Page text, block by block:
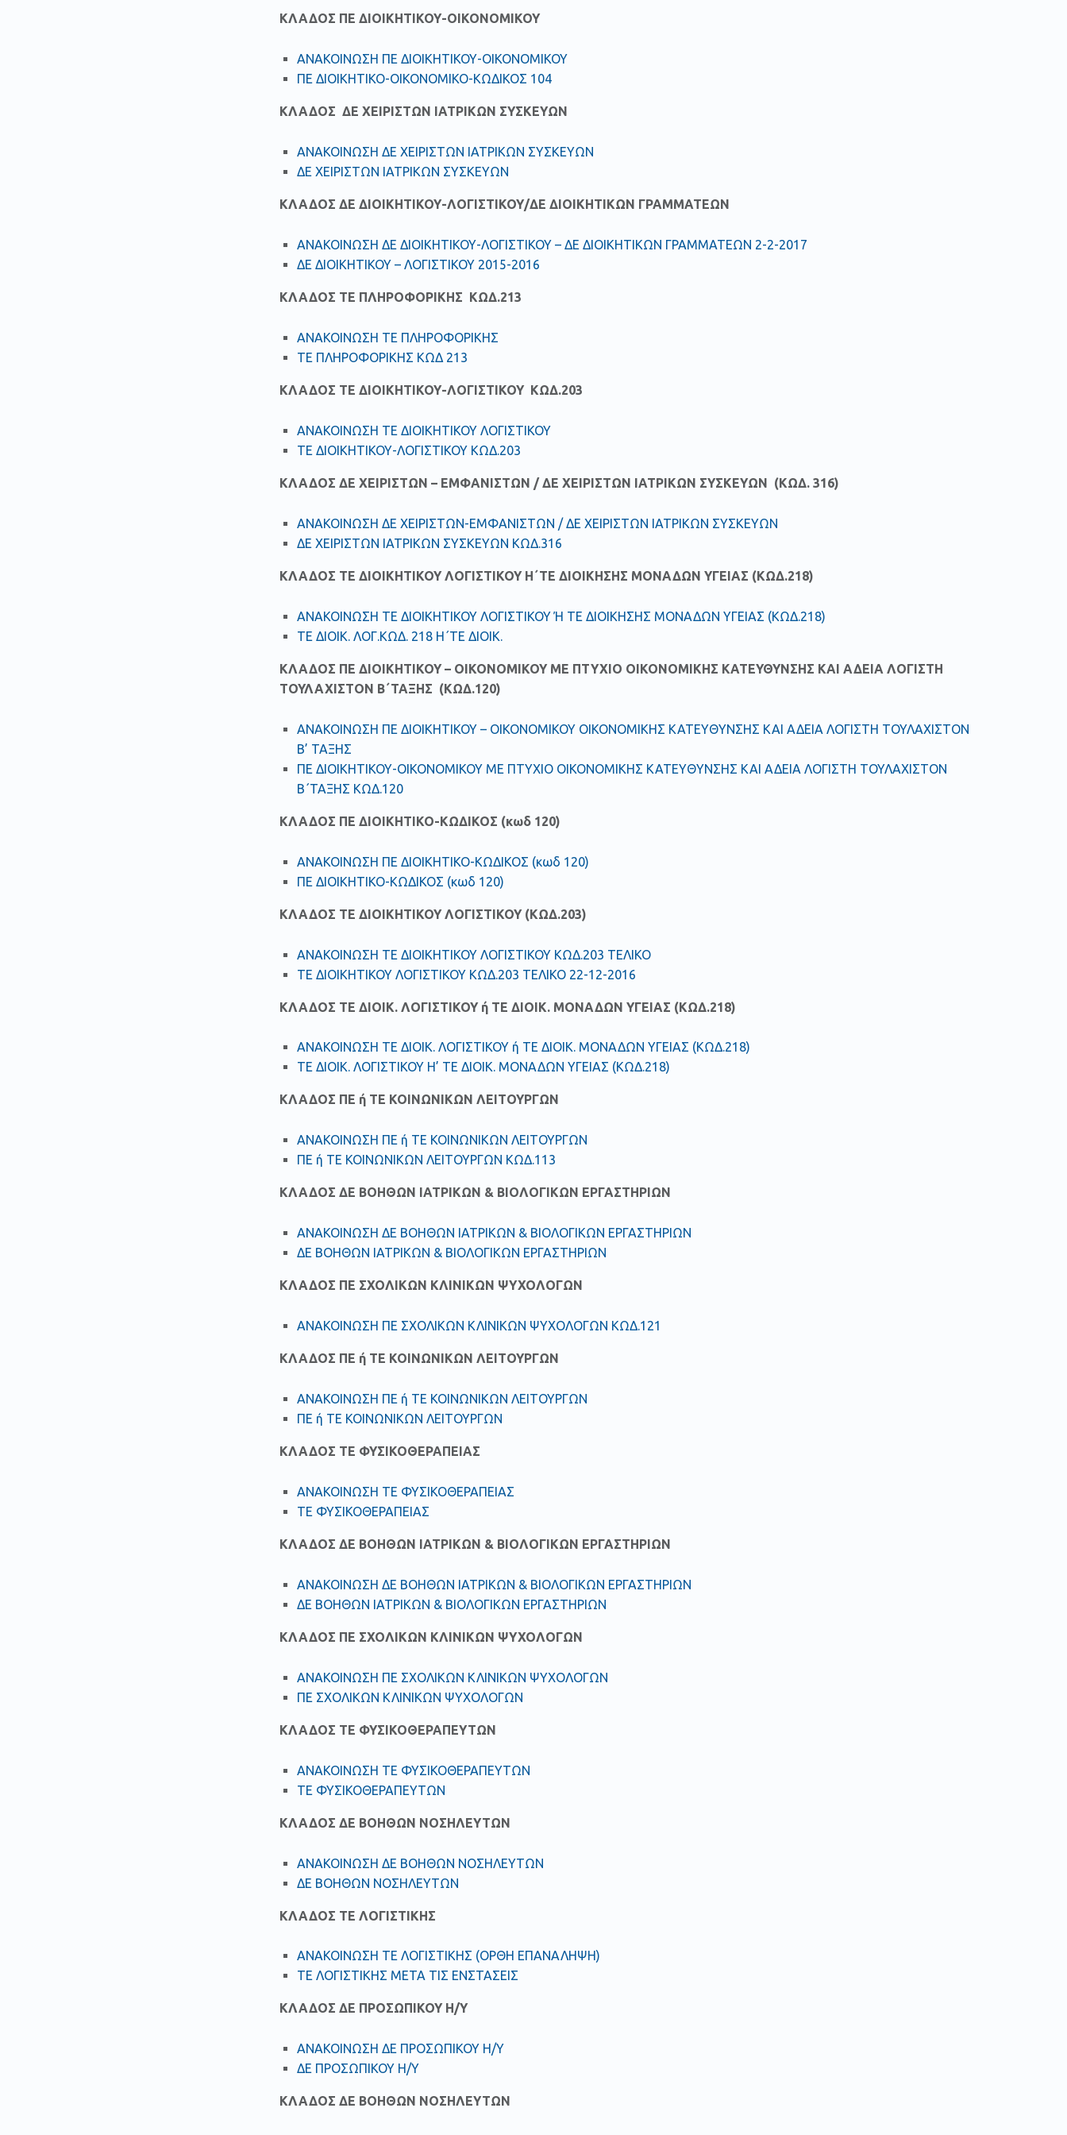
ΚΛΑΔΟΣ ΠΕ ΔΙΟΙΚΗΤΙΚΟΥ-ΟΙΚΟΝΟΜΙΚΟΥ
ΑΝΑΚΟΙΝΩΣΗ ΠΕ ΔΙΟΙΚΗΤΙΚΟΥ-ΟΙΚΟΝΟΜΙΚΟΥ
ΠΕ ΔΙΟΙΚΗΤΙΚΟ-ΟΙΚΟΝΟΜΙΚΟ-ΚΩΔΙΚΟΣ 104
ΚΛΑΔΟΣ ΔΕ ΧΕΙΡΙΣΤΩΝ ΙΑΤΡΙΚΩΝ ΣΥΣΚΕΥΩΝ
ΑΝΑΚΟΙΝΩΣΗ ΔΕ ΧΕΙΡΙΣΤΩΝ ΙΑΤΡΙΚΩΝ ΣΥΣΚΕΥΩΝ
ΔΕ ΧΕΙΡΙΣΤΩΝ ΙΑΤΡΙΚΩΝ ΣΥΣΚΕΥΩΝ
ΚΛΑΔΟΣ ΔΕ ΔΙΟΙΚΗΤΙΚΟΥ-ΛΟΓΙΣΤΙΚΟΥ/ΔΕ ΔΙΟΙΚΗΤΙΚΩΝ ΓΡΑΜΜΑΤΕΩΝ
ΑΝΑΚΟΙΝΩΣΗ ΔΕ ΔΙΟΙΚΗΤΙΚΟΥ-ΛΟΓΙΣΤΙΚΟΥ – ΔΕ ΔΙΟΙΚΗΤΙΚΩΝ ΓΡΑΜΜΑΤΕΩΝ 2-2-2017
ΔΕ ΔΙΟΙΚΗΤΙΚΟΥ – ΛΟΓΙΣΤΙΚΟΥ 2015-2016
ΚΛΑΔΟΣ TE ΠΛΗΡΟΦΟΡΙΚΗΣ ΚΩΔ.213
ΑΝΑΚΟΙΝΩΣΗ ΤΕ ΠΛΗΡΟΦΟΡΙΚΗΣ
ΤΕ ΠΛΗΡΟΦΟΡΙΚΗΣ ΚΩΔ 213
ΚΛΑΔΟΣ TE ΔΙΟΙΚΗΤΙΚΟΥ-ΛΟΓΙΣΤΙΚΟΥ ΚΩΔ.203
ΑΝΑΚΟΙΝΩΣΗ ΤΕ ΔΙΟΙΚΗΤΙΚΟΥ ΛΟΓΙΣΤΙΚΟΥ
ΤΕ ΔΙΟΙΚΗΤΙΚΟΥ-ΛΟΓΙΣΤΙΚΟΥ ΚΩΔ.203
ΚΛΑΔΟΣ ΔΕ ΧΕΙΡΙΣΤΩΝ – ΕΜΦΑΝΙΣΤΩΝ / ΔΕ ΧΕΙΡΙΣΤΩΝ ΙΑΤΡΙΚΩΝ ΣΥΣΚΕΥΩΝ (ΚΩΔ. 316)
ΑΝΑΚΟΙΝΩΣΗ ΔΕ ΧΕΙΡΙΣΤΩΝ-ΕΜΦΑΝΙΣΤΩΝ / ΔΕ ΧΕΙΡΙΣΤΩΝ ΙΑΤΡΙΚΩΝ ΣΥΣΚΕΥΩΝ
ΔΕ ΧΕΙΡΙΣΤΩΝ ΙΑΤΡΙΚΩΝ ΣΥΣΚΕΥΩΝ ΚΩΔ.316
ΚΛΑΔΟΣ ΤΕ ΔΙΟΙΚΗΤΙΚΟΥ ΛΟΓΙΣΤΙΚΟΥ Η΄ΤΕ ΔΙΟΙΚΗΣΗΣ ΜΟΝΑΔΩΝ ΥΓΕΙΑΣ (ΚΩΔ.218)
ΑΝΑΚΟΙΝΩΣΗ ΤΕ ΔΙΟΙΚΗΤΙΚΟΥ ΛΟΓΙΣΤΙΚΟΥ Ή ΤΕ ΔΙΟΙΚΗΣΗΣ ΜΟΝΑΔΩΝ ΥΓΕΙΑΣ (ΚΩΔ.218)
ΤΕ ΔΙΟΙΚ. ΛΟΓ.ΚΩΔ. 218 Η΄ΤΕ ΔΙΟΙΚ.
ΚΛΑΔΟΣ ΠΕ ΔΙΟΙΚΗΤΙΚΟΥ – ΟΙΚΟΝΟΜΙΚΟΥ ΜΕ ΠΤΥΧΙΟ ΟΙΚΟΝΟΜΙΚΗΣ ΚΑΤΕΥΘΥΝΣΗΣ ΚΑΙ ΑΔΕΙΑ ΛΟΓΙΣΤΗ
ΤΟΥΛΑΧΙΣΤΟΝ Β΄ΤΑΞΗΣ (ΚΩΔ.120)
ΑΝΑΚΟΙΝΩΣΗ ΠΕ ΔΙΟΙΚΗΤΙΚΟΥ – ΟΙΚΟΝΟΜΙΚΟΥ ΟΙΚΟΝΟΜΙΚΗΣ ΚΑΤΕΥΘΥΝΣΗΣ ΚΑΙ ΑΔΕΙΑ ΛΟΓΙΣΤΗ ΤΟΥΛΑΧΙΣΤΟΝ
Β’ ΤΑΞΗΣ
ΠΕ ΔΙΟΙΚΗΤΙΚΟΥ-ΟΙΚΟΝΟΜΙΚΟΥ ΜΕ ΠΤΥΧΙΟ ΟΙΚΟΝΟΜΙΚΗΣ ΚΑΤΕΥΘΥΝΣΗΣ ΚΑΙ ΑΔΕΙΑ ΛΟΓΙΣΤΗ ΤΟΥΛΑΧΙΣΤΟΝ
Β΄ΤΑΞΗΣ ΚΩΔ.120
ΚΛΑΔΟΣ ΠΕ ΔΙΟΙΚΗΤΙΚΟ-ΚΩΔΙΚΟΣ (κωδ 120)
ΑΝΑΚΟΙΝΩΣΗ ΠΕ ΔΙΟΙΚΗΤΙΚΟ-ΚΩΔΙΚΟΣ (κωδ 120)
ΠΕ ΔΙΟΙΚΗΤΙΚΟ-ΚΩΔΙΚΟΣ (κωδ 120)
ΚΛΑΔΟΣ ΤΕ ΔΙΟΙΚΗΤΙΚΟΥ ΛΟΓΙΣΤΙΚΟΥ (ΚΩΔ.203)
ΑΝΑΚΟΙΝΩΣΗ ΤΕ ΔΙΟΙΚΗΤΙΚΟΥ ΛΟΓΙΣΤΙΚΟΥ ΚΩΔ.203 ΤΕΛΙΚΟ
ΤΕ ΔΙΟΙΚΗΤΙΚΟΥ ΛΟΓΙΣΤΙΚΟΥ ΚΩΔ.203 ΤΕΛΙΚΟ 22-12-2016
ΚΛΑΔΟΣ ΤΕ ΔΙΟΙΚ. ΛΟΓΙΣΤΙΚΟΥ ή ΤΕ ΔΙΟΙΚ. ΜΟΝΑΔΩΝ ΥΓΕΙΑΣ (ΚΩΔ.218)
ΑΝΑΚΟΙΝΩΣΗ ΤΕ ΔΙΟΙΚ. ΛΟΓΙΣΤΙΚΟΥ ή ΤΕ ΔΙΟΙΚ. ΜΟΝΑΔΩΝ ΥΓΕΙΑΣ (ΚΩΔ.218)
ΤΕ ΔΙΟΙΚ. ΛΟΓΙΣΤΙΚΟΥ Η’ ΤΕ ΔΙΟΙΚ. ΜΟΝΑΔΩΝ ΥΓΕΙΑΣ (ΚΩΔ.218)
ΚΛΑΔΟΣ ΠΕ ή ΤΕ ΚΟΙΝΩΝΙΚΩΝ ΛΕΙΤΟΥΡΓΩΝ
ΑΝΑΚΟΙΝΩΣΗ ΠΕ ή ΤΕ ΚΟΙΝΩΝΙΚΩΝ ΛΕΙΤΟΥΡΓΩΝ
ΠΕ ή ΤΕ ΚΟΙΝΩΝΙΚΩΝ ΛΕΙΤΟΥΡΓΩΝ ΚΩΔ.113
ΚΛΑΔΟΣ ΔΕ ΒΟΗΘΩΝ ΙΑΤΡΙΚΩΝ & ΒΙΟΛΟΓΙΚΩΝ ΕΡΓΑΣΤΗΡΙΩΝ
ΑΝΑΚΟΙΝΩΣΗ ΔΕ ΒΟΗΘΩΝ ΙΑΤΡΙΚΩΝ & ΒΙΟΛΟΓΙΚΩΝ ΕΡΓΑΣΤΗΡΙΩΝ
ΔΕ ΒΟΗΘΩΝ ΙΑΤΡΙΚΩΝ & ΒΙΟΛΟΓΙΚΩΝ ΕΡΓΑΣΤΗΡΙΩΝ
ΚΛΑΔΟΣ ΠΕ ΣΧΟΛΙΚΩΝ ΚΛΙΝΙΚΩΝ ΨΥΧΟΛΟΓΩΝ
ΑΝΑΚΟΙΝΩΣΗ ΠΕ ΣΧΟΛΙΚΩΝ ΚΛΙΝΙΚΩΝ ΨΥΧΟΛΟΓΩΝ ΚΩΔ.121
ΚΛΑΔΟΣ ΠΕ ή ΤΕ ΚΟΙΝΩΝΙΚΩΝ ΛΕΙΤΟΥΡΓΩΝ
ΑΝΑΚΟΙΝΩΣΗ ΠΕ ή ΤΕ ΚΟΙΝΩΝΙΚΩΝ ΛΕΙΤΟΥΡΓΩΝ
ΠΕ ή ΤΕ ΚΟΙΝΩΝΙΚΩΝ ΛΕΙΤΟΥΡΓΩΝ
ΚΛΑΔΟΣ ΤΕ ΦΥΣΙΚΟΘΕΡΑΠΕΙΑΣ
ΑΝΑΚΟΙΝΩΣΗ ΤΕ ΦΥΣΙΚΟΘΕΡΑΠΕΙΑΣ
ΤΕ ΦΥΣΙΚΟΘΕΡΑΠΕΙΑΣ
ΚΛΑΔΟΣ ΔΕ ΒΟΗΘΩΝ ΙΑΤΡΙΚΩΝ & ΒΙΟΛΟΓΙΚΩΝ ΕΡΓΑΣΤΗΡΙΩΝ
ΑΝΑΚΟΙΝΩΣΗ ΔΕ ΒΟΗΘΩΝ ΙΑΤΡΙΚΩΝ & ΒΙΟΛΟΓΙΚΩΝ ΕΡΓΑΣΤΗΡΙΩΝ
ΔΕ ΒΟΗΘΩΝ ΙΑΤΡΙΚΩΝ & ΒΙΟΛΟΓΙΚΩΝ ΕΡΓΑΣΤΗΡΙΩΝ
ΚΛΑΔΟΣ ΠΕ ΣΧΟΛΙΚΩΝ ΚΛΙΝΙΚΩΝ ΨΥΧΟΛΟΓΩΝ
ΑΝΑΚΟΙΝΩΣΗ ΠΕ ΣΧΟΛΙΚΩΝ ΚΛΙΝΙΚΩΝ ΨΥΧΟΛΟΓΩΝ
ΠΕ ΣΧΟΛΙΚΩΝ ΚΛΙΝΙΚΩΝ ΨΥΧΟΛΟΓΩΝ
ΚΛΑΔΟΣ ΤΕ ΦΥΣΙΚΟΘΕΡΑΠΕΥΤΩΝ
ΑΝΑΚΟΙΝΩΣΗ ΤΕ ΦΥΣΙΚΟΘΕΡΑΠΕΥΤΩΝ
ΤΕ ΦΥΣΙΚΟΘΕΡΑΠΕΥΤΩΝ
ΚΛΑΔΟΣ ΔΕ ΒΟΗΘΩΝ ΝΟΣΗΛΕΥΤΩΝ
ΑΝΑΚΟΙΝΩΣΗ ΔΕ ΒΟΗΘΩΝ ΝΟΣΗΛΕΥΤΩΝ
ΔΕ ΒΟΗΘΩΝ ΝΟΣΗΛΕΥΤΩΝ
ΚΛΑΔΟΣ ΤΕ ΛΟΓΙΣΤΙΚΗΣ
ΑΝΑΚΟΙΝΩΣΗ ΤΕ ΛΟΓΙΣΤΙΚΗΣ (ΟΡΘΗ ΕΠΑΝΑΛΗΨΗ)
ΤΕ ΛΟΓΙΣΤΙΚΗΣ ΜΕΤΑ ΤΙΣ ΕΝΣΤΑΣΕΙΣ
ΚΛΑΔΟΣ ΔΕ ΠΡΟΣΩΠΙΚΟΥ Η/Υ
ΑΝΑΚΟΙΝΩΣΗ ΔΕ ΠΡΟΣΩΠΙΚΟΥ Η/Υ
ΔΕ ΠΡΟΣΩΠΙΚΟΥ Η/Υ
ΚΛΑΔΟΣ ΔΕ ΒΟΗΘΩΝ ΝΟΣΗΛΕΥΤΩΝ